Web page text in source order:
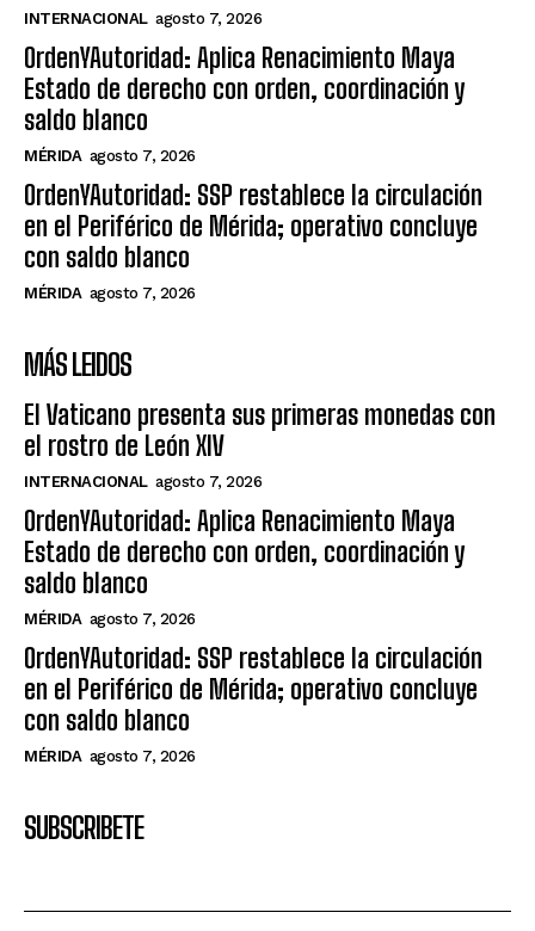
INTERNACIONAL agosto 7, 2026
OrdenYAutoridad: Aplica Renacimiento Maya
Estado de derecho con orden, coordinación y
saldo blanco
MÉRIDA agosto 7, 2026
OrdenYAutoridad: SSP restablece la circulación
en el Periférico de Mérida; operativo concluye
con saldo blanco
MÉRIDA agosto 7, 2026
MÁS LEIDOS
El Vaticano presenta sus primeras monedas con
el rostro de León XIV
INTERNACIONAL agosto 7, 2026
OrdenYAutoridad: Aplica Renacimiento Maya
Estado de derecho con orden, coordinación y
saldo blanco
MÉRIDA agosto 7, 2026
OrdenYAutoridad: SSP restablece la circulación
en el Periférico de Mérida; operativo concluye
con saldo blanco
MÉRIDA agosto 7, 2026
SUBSCRIBETE